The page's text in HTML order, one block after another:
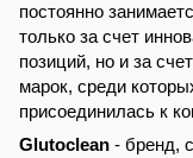
постоянно
только за счет
позиций, но и за
марок, среди
присоединилась к
Glutoclean - бренд,